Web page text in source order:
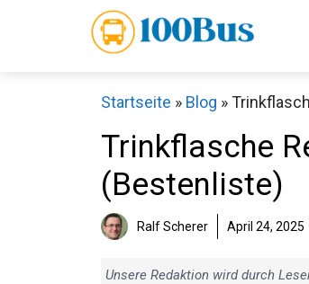
Startseite » Blog »
Trinkflasche
(Bestenliste)
Ralf Scherer April 24, 2025
Unsere Redaktion wird durch